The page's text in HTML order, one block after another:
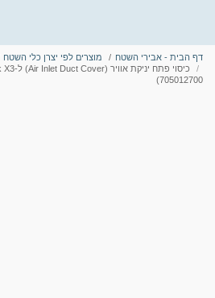
דף הבית - אבירי השטח מוצרים לפי יצרן כלי השטח
705012700)